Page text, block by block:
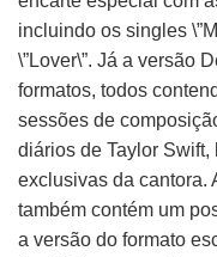
incluindo os singles
\”Lover\”. Já a versão
formatos, todos
sessões de
diários de Taylor
exclusivas da cantora.
também contém um
a versão do formato